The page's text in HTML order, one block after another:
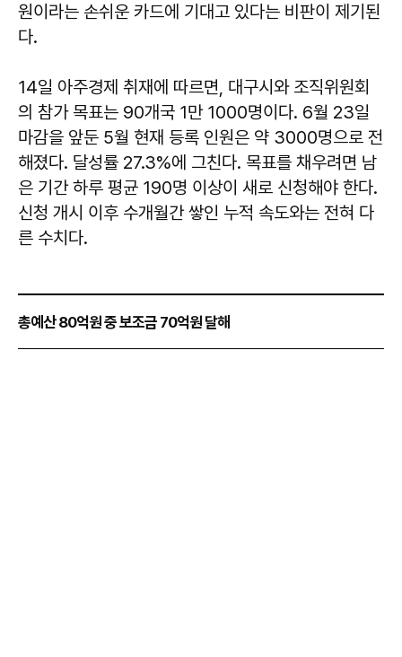
원이라는 손쉬운 카드에 기대고 있다는 비판이 제기된
다.
14일 아주경제 취재에 따르면, 대구시와 조직위원회
의 참가 목표는 90개국 1만 1000명이다. 6월 23일
마감을 앞둔 5월 현재 등록 인원은 약 3000명으로 전
해졌다. 달성률 27.3%에 그친다. 목표를 채우려면 남
은 기간 하루 평균 190명 이상이 새로 신청해야 한다.
신청 개시 이후 수개월간 쌓인 누적 속도와는 전혀 다
른 수치다.
총예산 80억원 중 보조금 70억원 달해